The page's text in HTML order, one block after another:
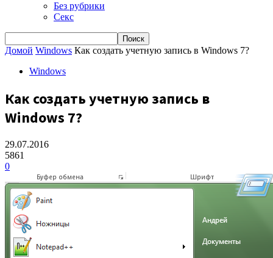
Без рубрики
Секс
Домой Windows Как создать учетную запись в Windows 7?
Windows
Как создать учетную запись в
Windows 7?
29.07.2016
5861
0